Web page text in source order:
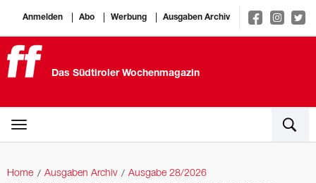
Anmelden Abo Werbung Ausgaben Archiv
Das Südtiroler Wochenmagazin
Home Ausgaben Archiv
Ausgabe 28/2026